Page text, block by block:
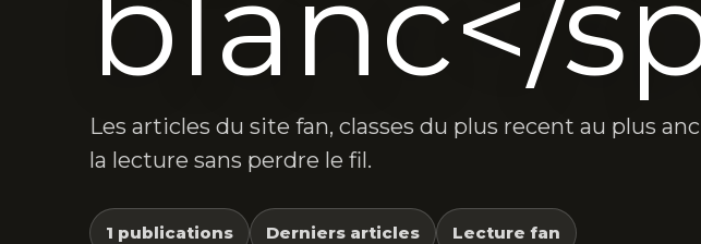
Les articles du site fan, classes du plus recent au plus
la lecture sans perdre le fil.
1 publications Derniers articles Lecture fan